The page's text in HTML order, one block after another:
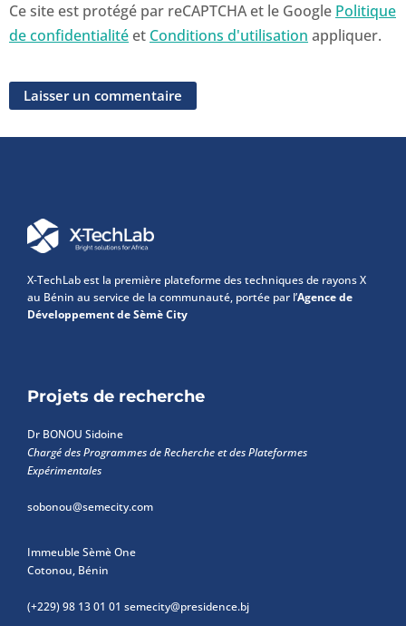
Ce site est protégé par reCAPTCHA et le Google Politique
de confidentialité et Conditions d'utilisation appliquer.
X-TechLab est la première plateforme des techniques de rayons X
au Bénin au service de la communauté, portée par l’Agence de
Développement de Sèmè City
Projets de recherche
Dr BONOU Sidoine
Chargé des Programmes de Recherche et des Plateformes
Expérimentales
sobonou@semecity.com
Immeuble Sèmè One
Cotonou, Bénin
(+229) 98 13 01 01 semecity@presidence.bj